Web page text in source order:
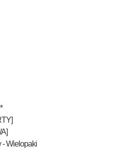
- Wielopaki